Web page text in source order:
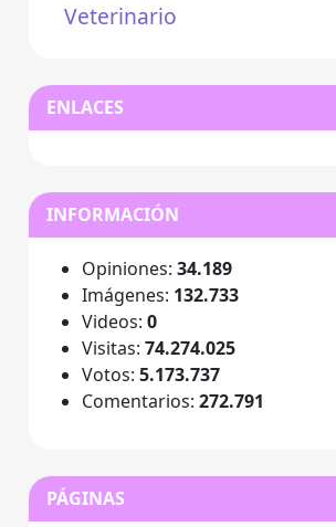
Veterinario
ENLACES
INFORMACIÓN
Opiniones: 34.189
Imágenes: 132.733
Videos: 0
Visitas: 74.274.025
Votos: 5.173.737
Comentarios: 272.791
PÁGINAS